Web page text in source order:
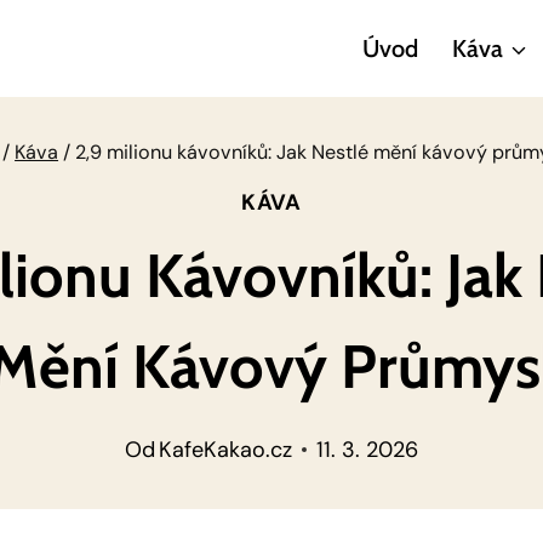
Úvod Káva
/ Káva / 2,9 milionu kávovníků: Jak Nestlé mění kávový
KÁVA
Kávovníků: Jak
Kávový
Od KafeKakao.cz 11. 3. 2026